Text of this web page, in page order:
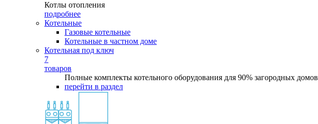
Котлы отопления
подробнее
Котельные
Газовые котельные
Котельные в частном доме
Котельная под ключ
7
товаров
Полные комплекты котельного оборудования для 90% загородных домов
перейти в раздел